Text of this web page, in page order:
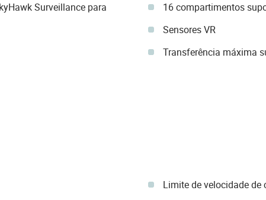
Surveillance para
16 compartimentos
Sensores VR
Transferência máxima
Limite de velocidade de